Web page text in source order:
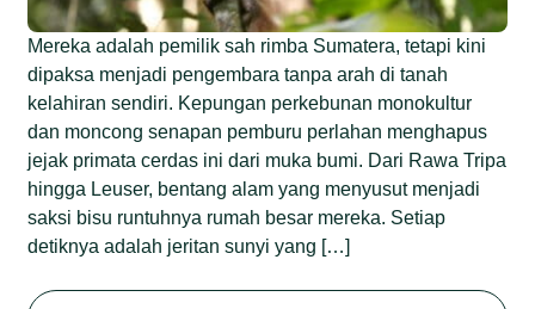
Mereka adalah pemilik sah rimba Sumatera, tetapi kini
dipaksa menjadi pengembara tanpa arah di tanah
kelahiran sendiri. Kepungan perkebunan monokultur
dan moncong senapan pemburu perlahan menghapus
jejak primata cerdas ini dari muka bumi. Dari Rawa Tripa
hingga Leuser, bentang alam yang menyusut menjadi
saksi bisu runtuhnya rumah besar mereka. Setiap
detiknya adalah jeritan sunyi yang […]